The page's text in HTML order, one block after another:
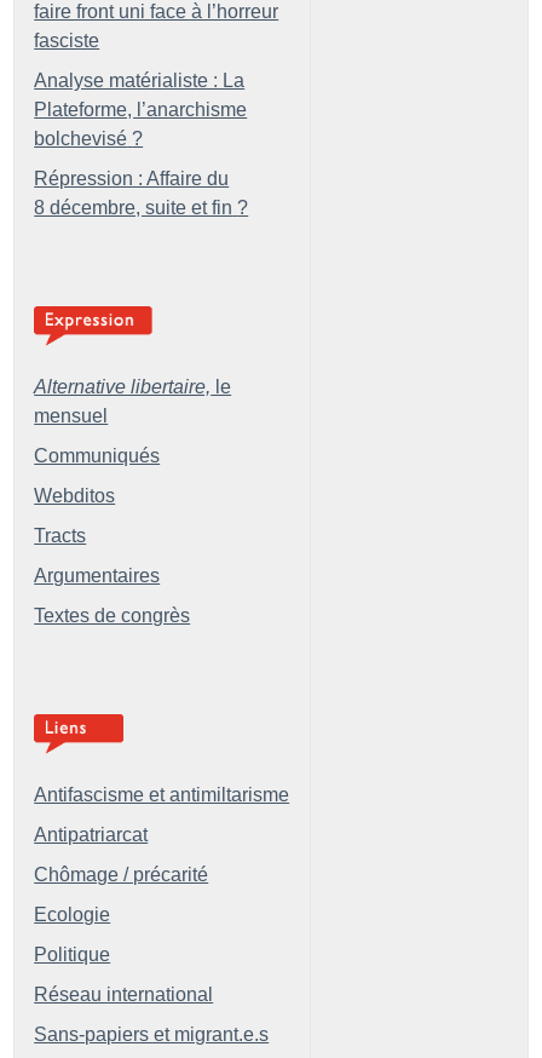
faire front uni face à l’horreur
fasciste
Analyse matérialiste : La
Plateforme, l’anarchisme
bolchevisé ?
Répression : Affaire du
8 décembre, suite et fin ?
Alternative libertaire, le
mensuel
Communiqués
Webditos
Tracts
Argumentaires
Textes de congrès
Antifascisme et antimiltarisme
Antipatriarcat
Chômage / précarité
Ecologie
Politique
Réseau international
Sans-papiers et migrant.e.s